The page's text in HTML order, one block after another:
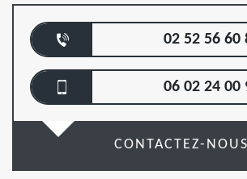
02 52 56 60
06 02 24 00
CONTACTEZ-NOUS